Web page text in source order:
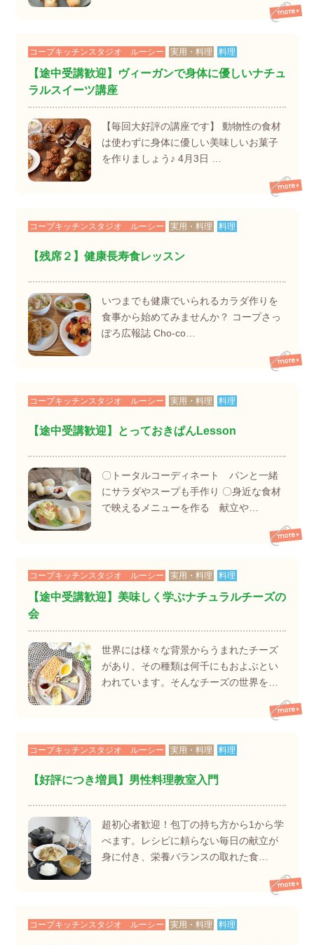
コープキッチンスタジオ ルーシー 実用・料理 料理
【途中受講歓迎】ヴィーガンで身体に優しいナチュ
ラルスイーツ講座
【毎回大好評の講座です】 動物性の食材
は使わずに身体に優しい美味しいお菓子
を作りましょう♪ 4月3日 …
コープキッチンスタジオ ルーシー 実用・料理 料理
【残席２】健康長寿食レッスン
いつまでも健康でいられるカラダ作りを
食事から始めてみませんか？ コープさっ
ぽろ広報誌 Cho-co…
コープキッチンスタジオ ルーシー 実用・料理 料理
【途中受講歓迎】とっておきぱんLesson
〇トータルコーディネート パンと一緒
にサラダやスープも手作り 〇身近な食材
で映えるメニューを作る 献立や…
コープキッチンスタジオ ルーシー 実用・料理 料理
【途中受講歓迎】美味しく学ぶナチュラルチーズの
会
世界には様々な背景からうまれたチーズ
があり、その種類は何千にもおよぶとい
われています。そんなチーズの世界を…
コープキッチンスタジオ ルーシー 実用・料理 料理
【好評につき増員】男性料理教室入門
超初心者歓迎！包丁の持ち方から1から学
べます。レシピに頼らない毎日の献立が
身に付き、栄養バランスの取れた食…
コープキッチンスタジオ ルーシー 実用・料理 料理